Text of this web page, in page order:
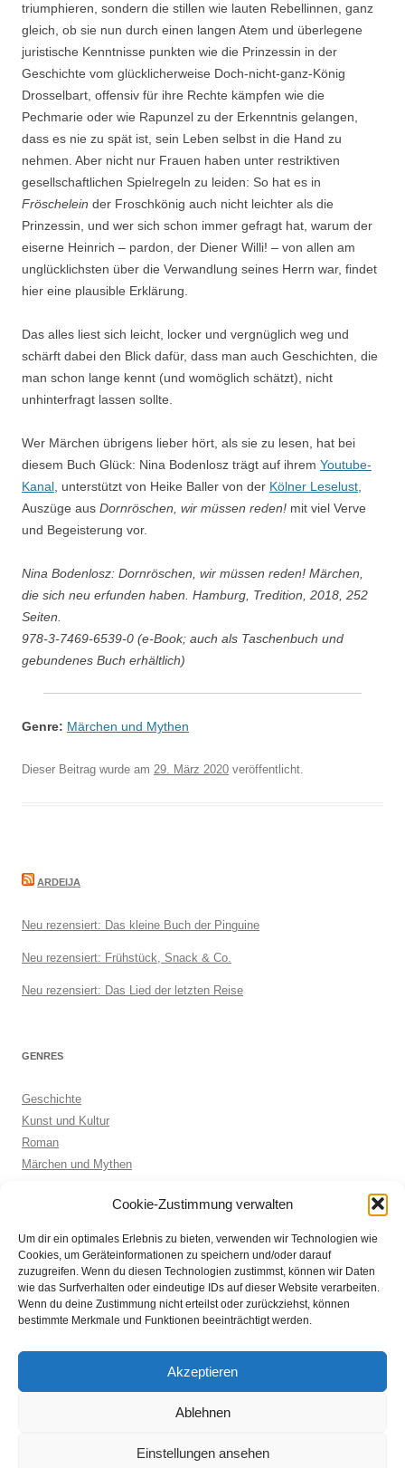
Cookie-Zustimmung verwalten
Um dir ein optimales Erlebnis zu bieten, verwenden wir Technologien wie
Cookies, um Geräteinformationen zu speichern und/oder darauf
zuzugreifen. Wenn du diesen Technologien zustimmst, können wir Daten
wie das Surfverhalten oder eindeutige IDs auf dieser Website verarbeiten.
Wenn du deine Zustimmung nicht erteilst oder zurückziehst, können
bestimmte Merkmale und Funktionen beeinträchtigt werden.
Akzeptieren
Ablehnen
Einstellungen ansehen
triumphieren, sondern die stillen wie lauten Rebellinnen, ganz
gleich, ob sie nun durch einen langen Atem und überlegene
juristische Kenntnisse punkten wie die Prinzessin in der
Geschichte vom glücklicherweise Doch-nicht-ganz-König
Drosselbart, offensiv für ihre Rechte kämpfen wie die
Pechmarie oder wie Rapunzel zu der Erkenntnis gelangen,
dass es nie zu spät ist, sein Leben selbst in die Hand zu
nehmen. Aber nicht nur Frauen haben unter restriktiven
gesellschaftlichen Spielregeln zu leiden: So hat es in
Fröschelein der Froschkönig auch nicht leichter als die
Prinzessin, und wer sich schon immer gefragt hat, warum der
eiserne Heinrich – pardon, der Diener Willi! – von allen am
unglücklichsten über die Verwandlung seines Herrn war, findet
hier eine plausible Erklärung.
Das alles liest sich leicht, locker und vergnüglich weg und
schärft dabei den Blick dafür, dass man auch Geschichten, die
man schon lange kennt (und womöglich schätzt), nicht
unhinterfragt lassen sollte.
Wer Märchen übrigens lieber hört, als sie zu lesen, hat bei
diesem Buch Glück: Nina Bodenlosz trägt auf ihrem Youtube-
Kanal , unterstützt von Heike Baller von der Kölner Leselust
Auszüge aus Dornröschen, wir müssen reden! mit viel Verve
und Begeisterung vor.
Nina Bodenlosz: Dornröschen, wir müssen reden! Märchen,
die sich neu erfunden haben. Hamburg, Tredition, 2018, 252
Seiten.
978-3-7469-6539-0 (e-Book; auch als Taschenbuch und
gebundenes Buch erhältlich)
Genre: Märchen und Mythen
Dieser Beitrag wurde am 29. März 2020 veröffentlicht.
ARDEIJA
Neu rezensiert: Das kleine Buch der Pinguine
Neu rezensiert: Frühstück, Snack & Co.
Neu rezensiert: Das Lied der letzten Reise
GENRES
Geschichte
Kunst und Kultur
Roman
Märchen und Mythen
Sachbuch allgemein
ARCHIVE
Archive